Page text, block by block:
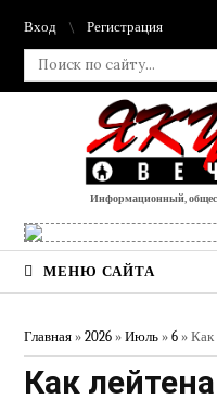
Вход Регистрация
Информационный,
МЕНЮ САЙТА
Главная »2026 » Июль » 6 » Как
Как